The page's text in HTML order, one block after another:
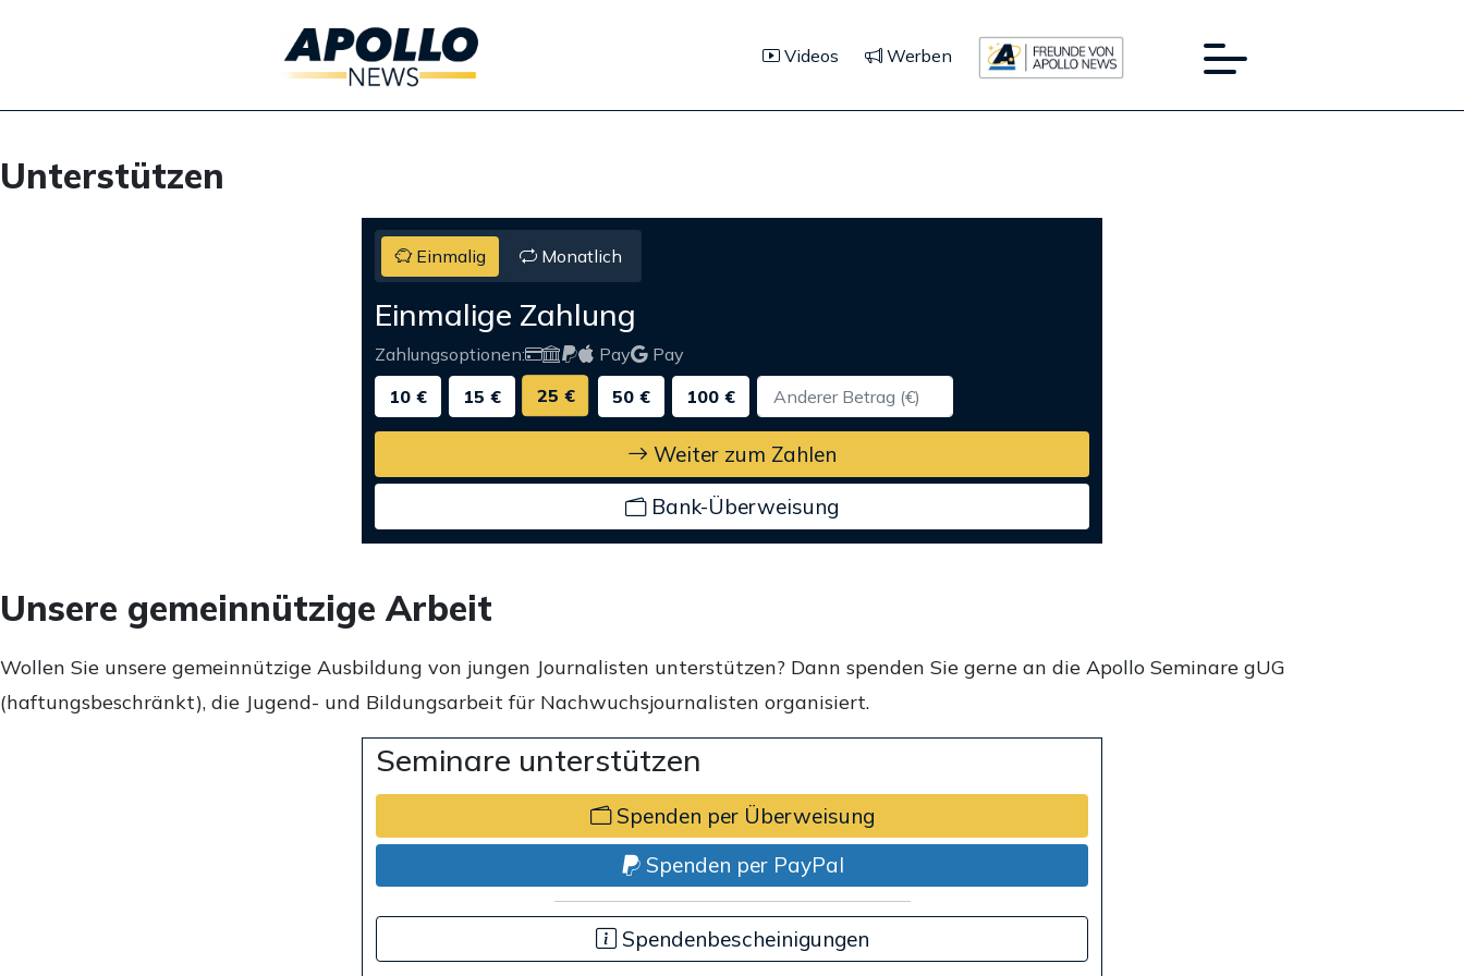
Videos Werben
Unterstützen
Einmalig Monatlich
Einmalige Zahlung
Zahlungsoptionen: Pay
Pay
10 €
15 € 25 € 50 € 100 €
Weiter zum Zahlen
Bank-Überweisung
Unsere gemeinnützige Arbeit
Wollen Sie unsere gemeinnützige Ausbildung von jungen Journalisten unterstützen? Dann spenden Sie gerne an die Apollo Seminare gUG
(haftungsbeschränkt), die Jugend- und Bildungsarbeit für Nachwuchsjournalisten organisiert.
Seminare unterstützen
Spenden per Überweisung
Spenden per PayPal
Spendenbescheinigungen